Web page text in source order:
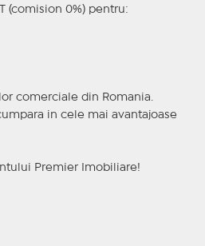
(comision 0%) pentru:
comerciale din Romania.
in cele mai avantajoase
Premier Imobiliare!